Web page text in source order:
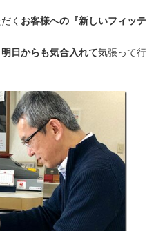
く お客様への『新しいフィッテ
日からも気合入れて気張って行